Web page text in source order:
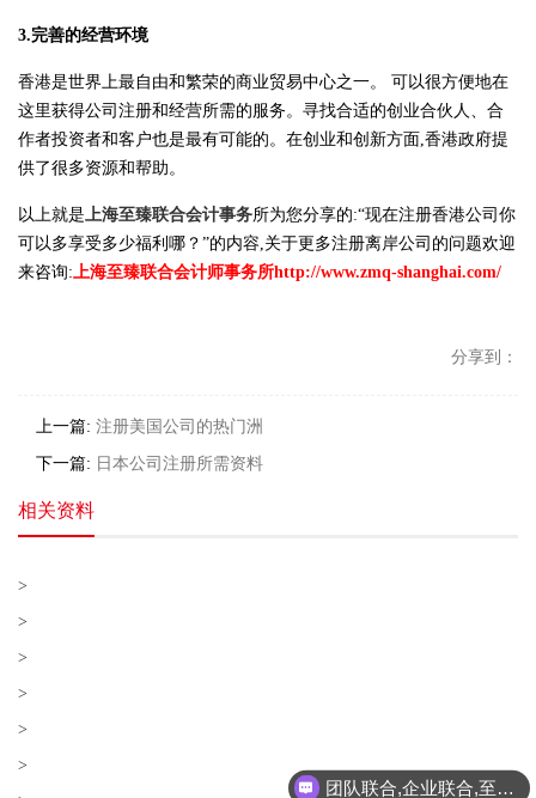
3.完善的经营环境
香港是世界上最自由和繁荣的商业贸易中心之一。 可以很方便地在
这里获得公司注册和经营所需的服务。寻找合适的创业合伙人、合
作者投资者和客户也是最有可能的。在创业和创新方面,香港政府提
供了很多资源和帮助。
以上就是上海至臻联合会计事务所为您分享的:“现在注册香港公司你
可以多享受多少福利哪？”的内容,关于更多注册离岸公司的问题欢迎
来咨询:上海至臻联合会计师事务所http://www.zmq-shanghai.com/
分享到：
上一篇: 注册美国公司的热门洲
下一篇: 日本公司注册所需资料
相关资料
>
>
>
>
>
>
团队联合,企业联合,至臻联合!